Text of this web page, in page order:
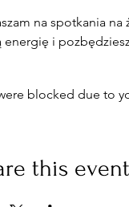
na spotkania
energię i
blocked due to
this event